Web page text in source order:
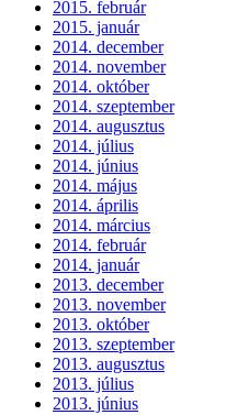
2015. február
2015. január
2014. december
2014. november
2014. október
2014. szeptember
2014. augusztus
2014. július
2014. június
2014. május
2014. április
2014. március
2014. február
2014. január
2013. december
2013. november
2013. október
2013. szeptember
2013. augusztus
2013. július
2013. június